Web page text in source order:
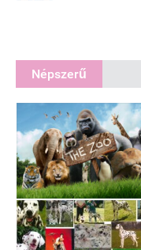
Népszerű